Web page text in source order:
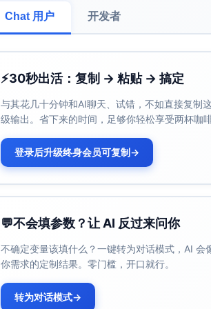
Chat 用户 开发者
⚡30秒出活：复制 → 粘贴 → 搞定
与其花几十分钟和AI聊天、试错，不如直接复制
级输出。省下来的时间，足够你轻松享受两杯咖
登录后升级终身会员可复制→
💬不会填参数？让 AI 反过来问你
不确定变量该填什么？一键转为对话模式，AI
你需求的定制结果。零门槛，开口就行。
转为对话模式→